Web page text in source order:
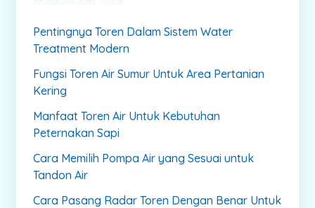
Pentingnya Toren Dalam Sistem Water
Treatment Modern
Fungsi Toren Air Sumur Untuk Area Pertanian
Kering
Manfaat Toren Air Untuk Kebutuhan
Peternakan Sapi
Cara Memilih Pompa Air yang Sesuai untuk
Tandon Air
Cara Pasang Radar Toren Dengan Benar Untuk